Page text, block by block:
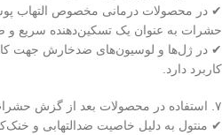
✔ در محصولات درمانی مخصوص التهاب
حشرات به عنوان یک تسکین‌دهنده سریع و
✔ در ژل‌ها و لوسیون‌های ضدخارش جهت
کاربرد دارد.
۷. استفاده در محصولات بعد از گزش حشرات
✔ منتول به دلیل خاصیت ضدالتهابی و